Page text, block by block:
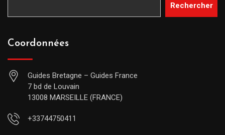
Rechercher
Coordonnées
Guides Bretagne – Guides France
7 bd de Louvain
13008 MARSEILLE (FRANCE)
+33744750411